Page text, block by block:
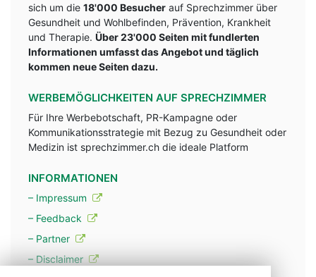
sich um die 18'000 Besucher auf Sprechzimmer über
Gesundheit und Wohlbefinden, Prävention, Krankheit
und Therapie. Über 23'000 Seiten mit fundlerten
Informationen umfasst das Angebot und täglich
kommen neue Seiten dazu.
WERBEMÖGLICHKEITEN AUF SPRECHZIMMER
Für Ihre Werbebotschaft, PR-Kampagne oder
Kommunikationsstrategie mit Bezug zu Gesundheit oder
Medizin ist sprechzimmer.ch die ideale Platform
INFORMATIONEN
– Impressum
– Feedback
– Partner
– Disclaimer